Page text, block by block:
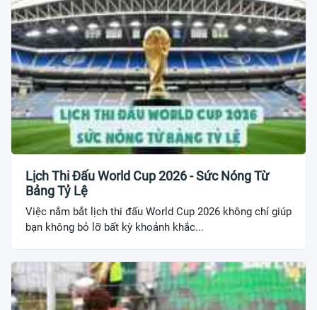
Lịch Thi Đấu World Cup 2026 - Sức Nóng Từ
Bảng Tỷ Lệ
Việc nắm bắt lịch thi đấu World Cup 2026 không chỉ giúp
bạn không bỏ lỡ bất kỳ khoảnh khắc...